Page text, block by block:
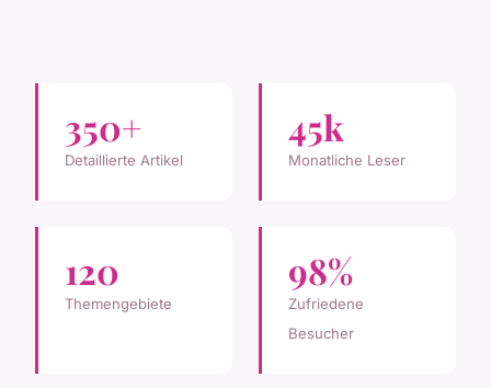
350+
Detaillierte Artikel
45k
Monatliche Leser
120
Themengebiete
98%
Zufriedene
Besucher